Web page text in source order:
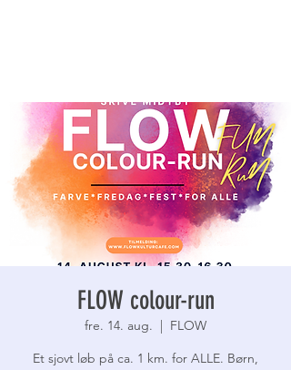
FLOW colour-run
fre. 14. aug.
  |
FLOW
Et sjovt løb på ca. 1 km. for ALLE. Børn,